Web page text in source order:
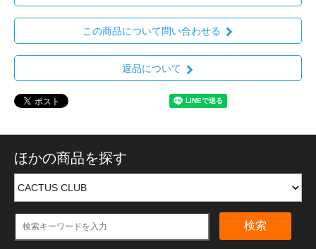
この商品について問い合わせる
返品について
ほかの商品を探す
検索